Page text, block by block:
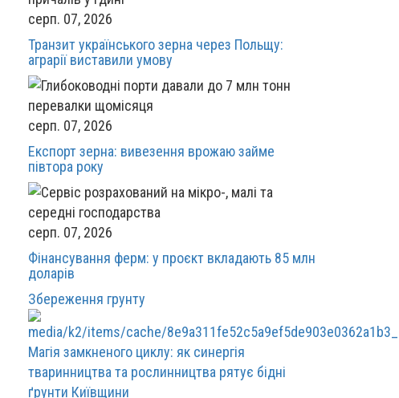
серп. 07, 2026
Транзит українського зерна через Польщу:
аграрії виставили умову
серп. 07, 2026
Експорт зерна: вивезення врожаю займе
півтора року
серп. 07, 2026
Фінансування ферм: у проєкт вкладають 85 млн
доларів
Збереження грунту
Магія замкненого циклу: як синергія
тваринництва та рослинництва рятує бідні
ґрунти Київщини